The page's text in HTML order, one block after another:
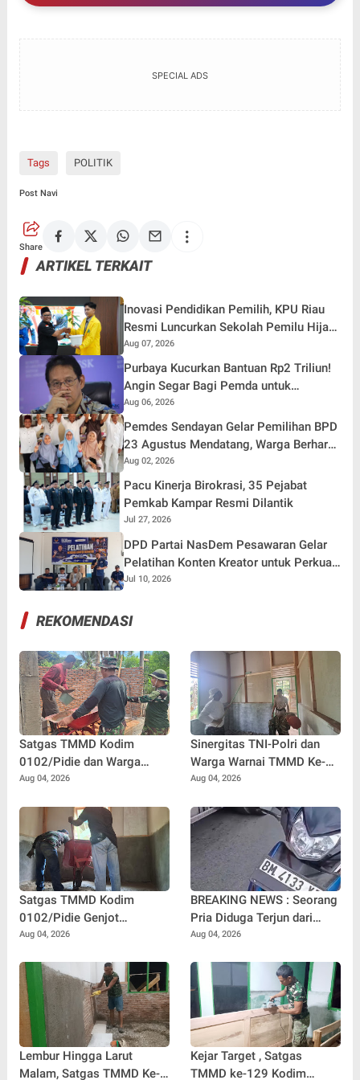
SPECIAL ADS
Tags POLITIK
Post Navi
Share
ARTIKEL TERKAIT
Inovasi Pendidikan Pemilih, KPU Riau
Resmi Luncurkan Sekolah Pemilu Hijau
2026
Aug 07, 2026
Purbaya Kucurkan Bantuan Rp2 Triliun!
Angin Segar Bagi Pemda untuk
Tuntaskan Tunggakan Gaji Pegawai
Aug 06, 2026
Pemdes Sendayan Gelar Pemilihan BPD
23 Agustus Mendatang, Warga Berharap
Fungsi Pengawasan Berjalan Maksimal
Aug 02, 2026
Pacu Kinerja Birokrasi, 35 Pejabat
Pemkab Kampar Resmi Dilantik
Jul 27, 2026
DPD Partai NasDem Pesawaran Gelar
Pelatihan Konten Kreator untuk Perkuat
Publikasi dan Literasi Digital
Jul 10, 2026
REKOMENDASI
Satgas TMMD Kodim
0102/Pidie dan Warga
Kebut Pembangunan MCK,
Meunasah Blang Cot
Aug 04, 2026
Sinergitas TNI-Polri dan
Warga Warnai TMMD Ke-
129 Kodim 0102/Pidie,
Kepedulian Bersama
Aug 04, 2026
Satgas TMMD Kodim
0102/Pidie Genjot
Pembangunan RTLH
65 Persen
Aug 04, 2026
BREAKING NEWS : Seorang
Pria Diduga Terjun dari
Jembatan Rantau Berangin
Ditinggal di Lokasi
Aug 04, 2026
Lembur Hingga Larut
Malam, Satgas TMMD Ke-
Kejar Target , Satgas
TMMD ke-129 Kodim